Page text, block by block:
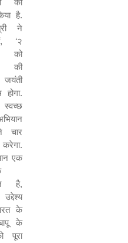
का
है.
ने
, ‘२
को
की
स्वच्छ
चार
एक
है,
के
के
पूरा